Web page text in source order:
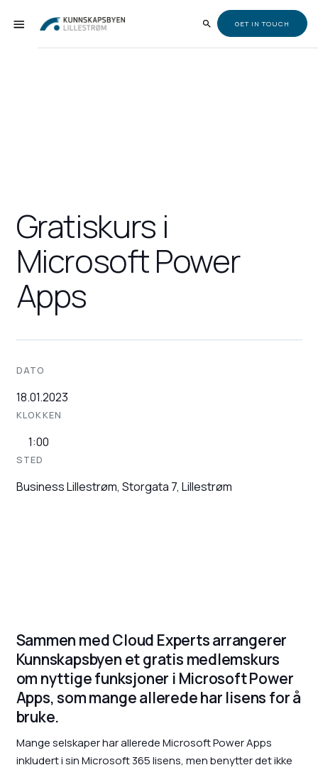
GET IN TOUCH
Gratiskurs i
Microsoft Power
Apps
DATO
18.01.2023
KLOKKEN
1:00
STED
Business Lillestrøm, Storgata 7, Lillestrøm
Sammen med Cloud Experts arrangerer
Kunnskapsbyen et gratis medlemskurs
om nyttige funksjoner i Microsoft Power
Apps, som mange allerede har lisens for å
bruke.
Mange selskaper har allerede Microsoft Power Apps
inkludert i sin Microsoft 365 lisens, men benytter det ikke